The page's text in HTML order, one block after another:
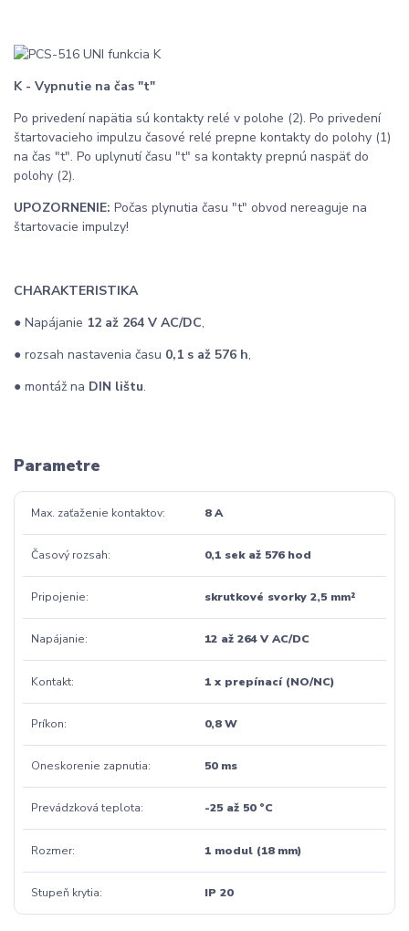
K - Vypnutie na čas "t"
Po privedení napätia sú kontakty relé v polohe (2). Po privedení
štartovacieho impulzu časové relé prepne kontakty do polohy (1)
na čas "t". Po uplynutí času "t" sa kontakty prepnú naspäť do
polohy (2).
UPOZORNENIE: Počas plynutia času "t" obvod nereaguje na
štartovacie impulzy!
CHARAKTERISTIKA
● Napájanie 12 až 264 V AC/DC,
● rozsah nastavenia času 0,1 s až 576 h,
● montáž na DIN lištu.
Parametre
Max. zaťaženie kontaktov 8 A
Časový rozsah 0,1 sek až 576 hod
Pripojenie skrutkové svorky 2,5 mm²
Napájanie 12 až 264 V AC/DC
Kontakt 1 x prepínací (NO/NC)
Príkon 0,8 W
Oneskorenie zapnutia 50 ms
Prevádzková teplota -25 až 50 °C
Rozmer 1 modul (18 mm)
Stupeň krytia IP 20